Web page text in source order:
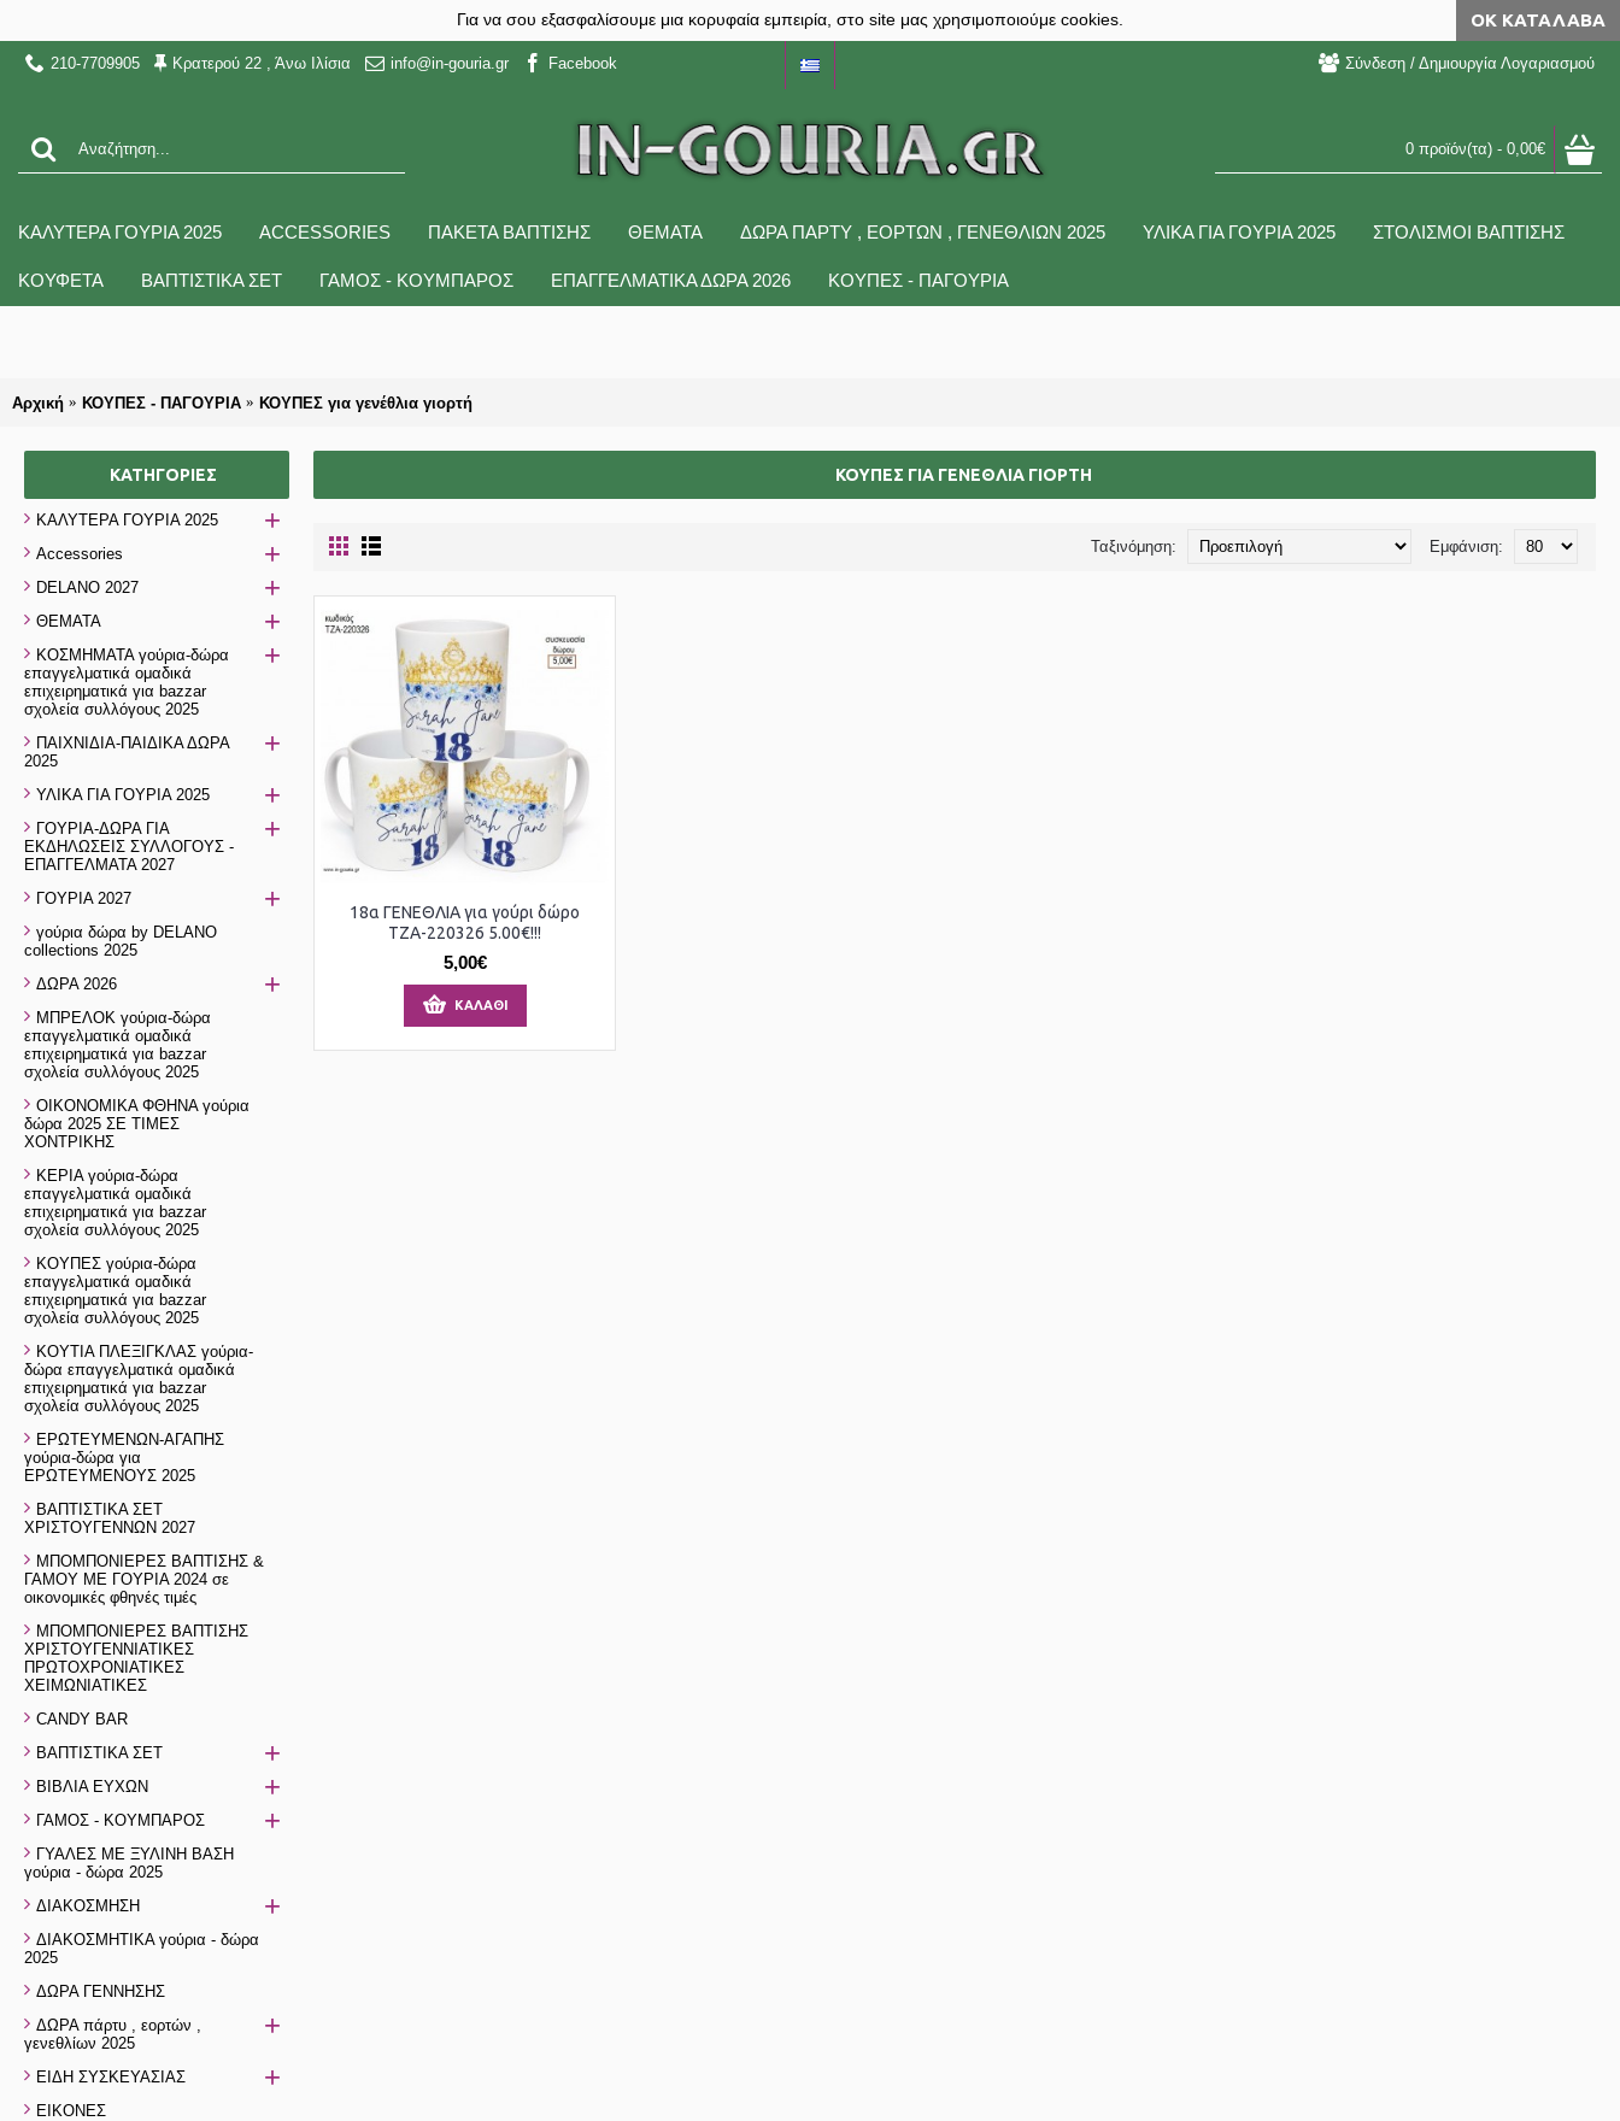
Για να σου εξασφαλίσουμε μια κορυφαία εμπειρία, στο site μας χρησιμοποιούμε cookies. ΟΚ ΚΑΤΆΛΑΒΑ
210-7709905 Κρατερού 22 , Άνω Ιλίσια info@in-gouria.gr Facebook Σύνδεση / Δημιουργία Λογαριασμού
0 προϊόν(τα) - 0,00€
ΚΑΛΥΤΕΡΑ ΓΟΥΡΙΑ 2025 ACCESSORIES ΠΑΚΕΤΑ ΒΑΠΤΙΣΗΣ ΘΕΜΑΤΑ ΔΩΡΑ ΠΆΡΤΥ , ΕΟΡΤΏΝ , ΓΕΝΕΘΛΊΩΝ 2025 ΥΛΙΚΑ ΓΙΑ ΓΟΥΡΙΑ 2025 ΣΤΟΛΙΣΜΟΙ ΒΑΠΤΙΣΗΣ
ΚΟΥΦΕΤΑ ΒΑΠΤΙΣΤΙΚΑ ΣΕΤ ΓΑΜΟΣ - ΚΟΥΜΠΑΡΟΣ ΕΠΑΓΓΕΛΜΑΤΙΚΑ ΔΩΡΑ 2026 ΚΟΥΠΕΣ - ΠΑΓΟΥΡΙΑ
Αρχική ΚΟΥΠΕΣ - ΠΑΓΟΥΡΙΑ ΚΟΥΠΕΣ για γενέθλια γιορτή
ΚΑΤΗΓΟΡΊΕΣ
ΚΑΛΥΤΕΡΑ ΓΟΥΡΙΑ 2025 +
Accessories +
DELANO 2027 +
ΘΕΜΑΤΑ +
ΚΟΣΜΗΜΑΤΑ γούρια-δώρα
επαγγελματικά ομαδικά
επιχειρηματικά για bazzar
σχολεία συλλόγους 2025
+
ΠΑΙΧΝΙΔΙΑ-ΠΑΙΔΙΚΑ ΔΩΡΑ
2025
+
ΥΛΙΚΑ ΓΙΑ ΓΟΥΡΙΑ 2025 +
ΓΟΥΡΙΑ-ΔΩΡΑ ΓΙΑ
ΕΚΔΗΛΩΣΕΙΣ ΣΥΛΛΟΓΟΥΣ -
ΕΠΑΓΓΕΛΜΑΤΑ 2027
+
ΓΟΥΡΙΑ 2027 +
γούρια δώρα by DELANO
collections 2025
ΔΩΡΑ 2026
+
ΜΠΡΕΛΟΚ γούρια-δώρα
επαγγελματικά ομαδικά
επιχειρηματικά για bazzar
σχολεία συλλόγους 2025
ΟΙΚΟΝΟΜΙΚΑ ΦΘΗΝΑ γούρια
δώρα 2025 ΣΕ ΤΙΜΕΣ
ΧΟΝΤΡΙΚΗΣ
ΚΕΡΙΑ γούρια-δώρα
επαγγελματικά ομαδικά
επιχειρηματικά για bazzar
σχολεία συλλόγους 2025
ΚΟΥΠΕΣ γούρια-δώρα
επαγγελματικά ομαδικά
επιχειρηματικά για bazzar
σχολεία συλλόγους 2025
ΚΟΥΤΙΑ ΠΛΕΞΙΓΚΛΑΣ γούρια-
δώρα επαγγελματικά ομαδικά
επιχειρηματικά για bazzar
σχολεία συλλόγους 2025
ΕΡΩΤΕΥΜΕΝΩΝ-ΑΓΑΠΗΣ
γούρια-δώρα για
ΕΡΩΤΕΥΜΕΝΟΥΣ 2025
ΒΑΠΤΙΣΤΙΚΑ ΣΕΤ
ΧΡΙΣΤΟΥΓΕΝΝΩΝ 2027
ΜΠΟΜΠΟΝΙΕΡΕΣ ΒΑΠΤΙΣΗΣ &
ΓΑΜΟΥ ΜΕ ΓΟΥΡΙΑ 2024 σε
οικονομικές φθηνές τιμές
ΜΠΟΜΠΟΝΙΕΡΕΣ ΒΑΠΤΙΣΗΣ
ΧΡΙΣΤΟΥΓΕΝΝΙΑΤΙΚΕΣ
ΠΡΩΤΟΧΡΟΝΙΑΤΙΚΕΣ
ΧΕΙΜΩΝΙΑΤΙΚΕΣ
CANDY BAR
ΒΑΠΤΙΣΤΙΚΑ ΣΕΤ
+
ΒΙΒΛΙΑ ΕΥΧΩΝ +
ΓΑΜΟΣ - ΚΟΥΜΠΑΡΟΣ +
ΓΥΑΛΕΣ ΜΕ ΞΥΛΙΝΗ ΒΑΣΗ
γούρια - δώρα 2025
ΔΙΑΚΟΣΜΗΣΗ
+
ΔΙΑΚΟΣΜΗΤΙΚΑ γούρια - δώρα
2025
ΔΩΡΑ ΓΕΝΝΗΣΗΣ
ΔΩΡΑ πάρτυ , εορτών ,
γενεθλίων 2025
+
ΕΙΔΗ ΣΥΣΚΕΥΑΣΙΑΣ +
ΕΙΚΟΝΕΣ
ΚΟΥΠΕΣ ΓΙΑ ΓΕΝΈΘΛΙΑ ΓΙΟΡΤΉ
Εμφάνιση:
Ταξινόμηση:
18α ΓΕΝΕΘΛΙΑ για γούρι δώρο
ΤΖΑ-220326 5.00€!!!
5,00€
ΚΑΛΆΘΙ